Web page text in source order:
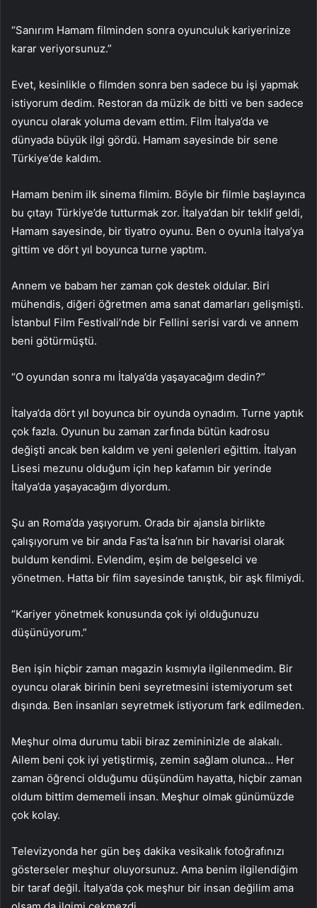
“Sanırım Hamam filminden sonra oyunculuk kariyerinize
karar veriyorsunuz.”
Evet, kesinlikle o filmden sonra ben sadece bu işi yapmak
istiyorum dedim. Restoran da müzik de bitti ve ben sadece
oyuncu olarak yoluma devam ettim. Film İtalya’da ve
dünyada büyük ilgi gördü. Hamam sayesinde bir sene
Türkiye’de kaldım.
Hamam benim ilk sinema filmim. Böyle bir filmle başlayınca
bu çıtayı Türkiye’de tutturmak zor. İtalya’dan bir teklif geldi,
Hamam sayesinde, bir tiyatro oyunu. Ben o oyunla İtalya’ya
gittim ve dört yıl boyunca turne yaptım.
Annem ve babam her zaman çok destek oldular. Biri
mühendis, diğeri öğretmen ama sanat damarları gelişmişti.
İstanbul Film Festivali’nde bir Fellini serisi vardı ve annem
beni götürmüştü.
“O oyundan sonra mı İtalya’da yaşayacağım dedin?”
İtalya’da dört yıl boyunca bir oyunda oynadım. Turne yaptık
çok fazla. Oyunun bu zaman zarfında bütün kadrosu
değişti ancak ben kaldım ve yeni gelenleri eğittim. İtalyan
Lisesi mezunu olduğum için hep kafamın bir yerinde
İtalya’da yaşayacağım diyordum.
Şu an Roma’da yaşıyorum. Orada bir ajansla birlikte
çalışıyorum ve bir anda Fas’ta İsa’nın bir havarisi olarak
buldum kendimi. Evlendim, eşim de belgeselci ve
yönetmen. Hatta bir film sayesinde tanıştık, bir aşk filmiydi.
“Kariyer yönetmek konusunda çok iyi olduğunuzu
düşünüyorum.”
Ben işin hiçbir zaman magazin kısmıyla ilgilenmedim. Bir
oyuncu olarak birinin beni seyretmesini istemiyorum set
dışında. Ben insanları seyretmek istiyorum fark edilmeden.
Meşhur olma durumu tabii biraz zemininizle de alakalı.
Ailem beni çok iyi yetiştirmiş, zemin sağlam olunca… Her
zaman öğrenci olduğumu düşündüm hayatta, hiçbir zaman
oldum bittim dememeli insan. Meşhur olmak günümüzde
çok kolay.
Televizyonda her gün beş dakika vesikalık fotoğrafınızı
gösterseler meşhur oluyorsunuz. Ama benim ilgilendiğim
bir taraf değil. İtalya’da çok meşhur bir insan değilim ama